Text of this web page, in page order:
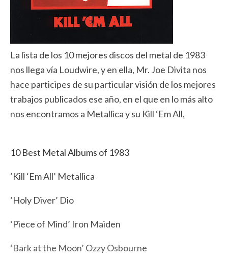
La lista de los 10 mejores discos del metal de 1983
nos llega vía Loudwire, y en ella, Mr. Joe Divita nos
hace participes de su particular visión de los mejores
trabajos publicados ese año, en el que en lo más alto
nos encontramos a Metallica y su Kill ‘Em All,
10 Best Metal Albums of 1983
‘Kill ‘Em All’ Metallica
‘Holy Diver’ Dio
‘Piece of Mind’ Iron Maiden
‘Bark at the Moon’ Ozzy Osbourne